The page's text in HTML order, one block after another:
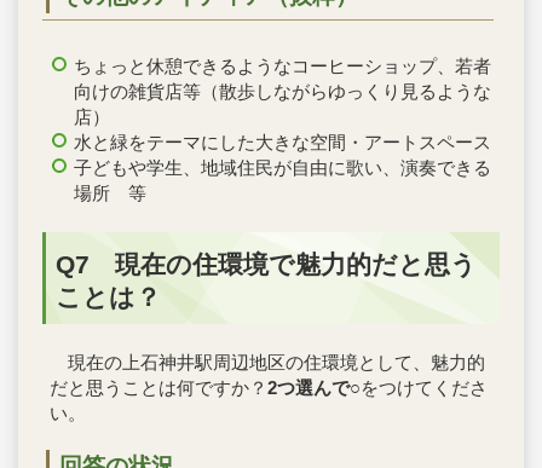
ちょっと休憩できるようなコーヒーショップ、若者
向けの雑貨店等（散歩しながらゆっくり見るような
店）
水と緑をテーマにした大きな空間・アートスペース
子どもや学生、地域住民が自由に歌い、演奏できる
場所 等
Q7 現在の住環境で魅力的だと思う
ことは？
現在の上石神井駅周辺地区の住環境として、魅力的
だと思うことは何ですか？ 2つ選んで○をつけてくださ
い。